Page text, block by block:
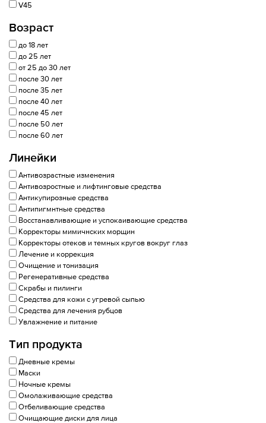
V45
Возраст
до 18 лет
до 25 лет
от 25 до 30 лет
после 30 лет
после 35 лет
после 40 лет
после 45 лет
после 50 лет
после 60 лет
Линейки
Антивозрастные изменения
Антивозростные и лифтинговые средства
Антикупирозные средства
Антипигмнтные средства
Восстанавливающие и успокаивающие средства
Корректоры мимичнских морщин
Корректоры отеков и темных кругов вокруг глаз
Лечение и коррекция
Очищение и тонизация
Регенеративные средства
Скрабы и пилинги
Средства для кожи с угревой сыпью
Средства для лечения рубцов
Увлажнение и питание
Тип продукта
Дневные кремы
Маски
Ночные кремы
Омолаживающие средства
Отбеливающие средства
Очищающие диски для лица